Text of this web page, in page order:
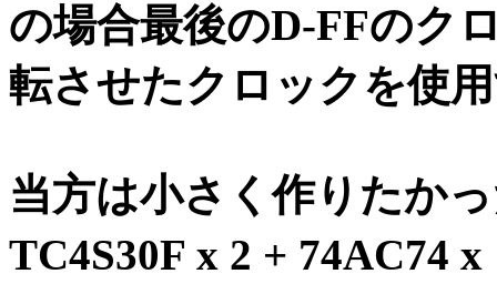
の場合最後のD-FFのク
転させたクロックを使
当方は小さく作りたか
TC4S30F x 2 + 74AC74